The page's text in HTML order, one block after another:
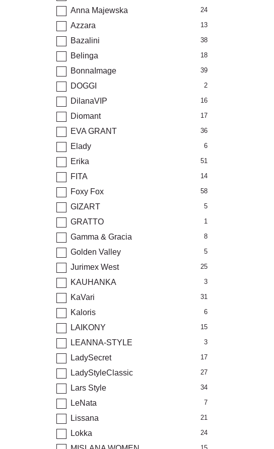
Anna Majewska 24
Azzara 13
Bazalini 38
Belinga 18
BonnaImage 39
DOGGI 2
DilanaVIP 16
Diomant 17
EVA GRANT 36
Elady 6
Erika 51
FITA 14
Foxy Fox 58
GIZART 5
GRATTO 1
Gamma & Gracia 8
Golden Valley 5
Jurimex West 25
KAUHANKA 3
KaVari 31
Kaloris 6
LAIKONY 15
LEANNA-STYLE 3
LadySecret 17
LadyStyleClassic 27
Lars Style 34
LeNata 7
Lissana 21
Lokka 24